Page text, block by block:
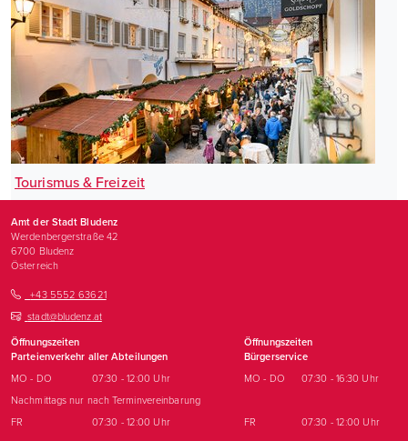
Tourismus & Freizeit
Amt der Stadt Bludenz
Werdenbergerstraße 42
6700 Bludenz
Österreich
+43 5552 63621
stadt@bludenz.at
Öffnungszeiten
Parteienverkehr aller Abteilungen
Öffnungszeiten
Bürgerservice
MO - DO 07:30 - 12:00 Uhr MO - DO
07:30 - 16:30 Uhr
Nachmittags nur nach Terminvereinbarung
FR
07:30 - 12:00 Uhr FR 07:30 - 12:00 Uhr